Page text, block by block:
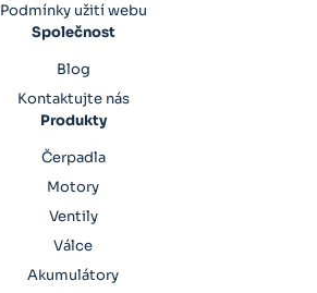
Podmínky užití webu
Společnost
Blog
Kontaktujte nás
Produkty
Čerpadla
Motory
Ventily
Válce
Akumulátory